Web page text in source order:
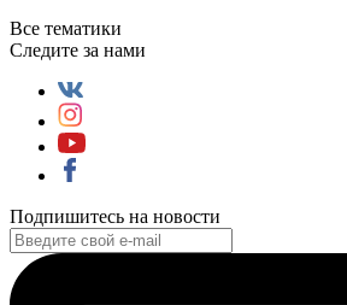
Все тематики
Следите за нами
Подпишитесь на новости